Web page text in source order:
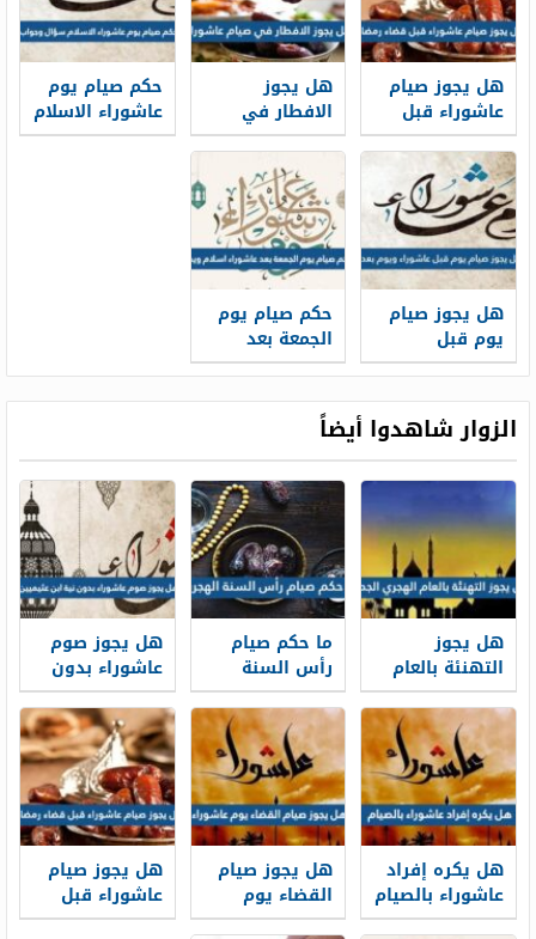
هل يجوز صيام
عاشوراء قبل
قضاء رمضان
هل يجوز
الافطار في
صيام عاشوراء
حكم صيام يوم
عاشوراء الاسلام
سؤال وجواب
هل يجوز صيام
يوم قبل
عاشوراء ويوم
حكم صيام يوم
الجمعة بعد
عاشوراء اسلام
الزوار شاهدوا أيضاً
هل يجوز
التهنئة بالعام
الهجري الجديد
1448
ما حكم صيام
رأس السنة
الهجرية
هل يجوز صوم
عاشوراء بدون
نية ابن عثيميين
هل يكره إفراد
عاشوراء بالصيام
هل يجوز صيام
القضاء يوم
عاشوراء
هل يجوز صيام
عاشوراء قبل
قضاء رمضان